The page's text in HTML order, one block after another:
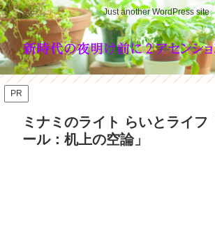
Just another WordPress site
PR
ミナミのライト らいとライフ
ール：机上の空論」